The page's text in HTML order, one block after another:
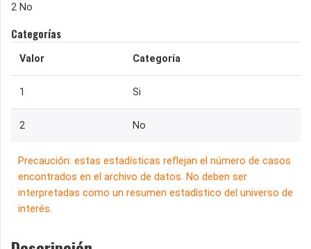
2 No
Categorías
Valor Categoría
1 Si
2 No
Precaución: estas estadísticas reflejan el número de casos
encontrados en el archivo de datos. No deben ser
interpretadas como un resumen estadístico del universo de
interés.